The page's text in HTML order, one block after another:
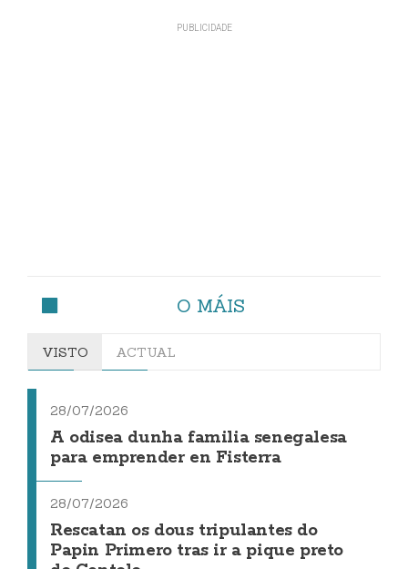
O MÁIS
VISTO ACTUAL
28/07/2026
A odisea dunha familia senegalesa
para emprender en Fisterra
28/07/2026
Rescatan os dous tripulantes do
Papin Primero tras ir a pique preto